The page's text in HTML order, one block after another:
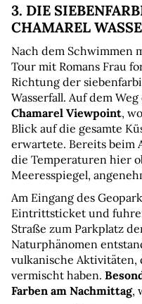
3. DIE
CHAMAREL
Nach dem Schwimmen
Tour mit Romans Frau
Richtung der
Chamarel Viewpoint,
Blick auf die gesamte
erwartete. Bereits beim
die Temperaturen hier
Meeresspiegel,
Am Eingang des
Eintrittsticket und
Straße zum Parkplatz
Naturphänomen
vulkanische Aktivitäten,
vermischt haben.
Farben am Nachmittag,